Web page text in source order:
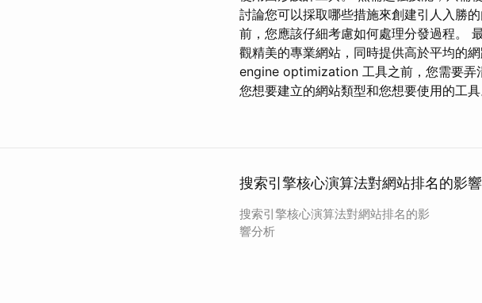
討論您可以採取哪些措施來創建引人入勝
前，您應該仔細考慮如何處理分發過程。
觀精美的專業網站，同時提供高於平均的
engine optimization 工具之前，您需要弄
您想要建立的網站類型和您想要使用的工具
搜索引擎核心演算法對網站排名的影
搜索引擎核心演算法對網站排名的影
響分析